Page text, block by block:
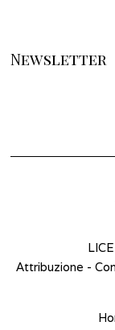
Newsletter
Attribuzione -